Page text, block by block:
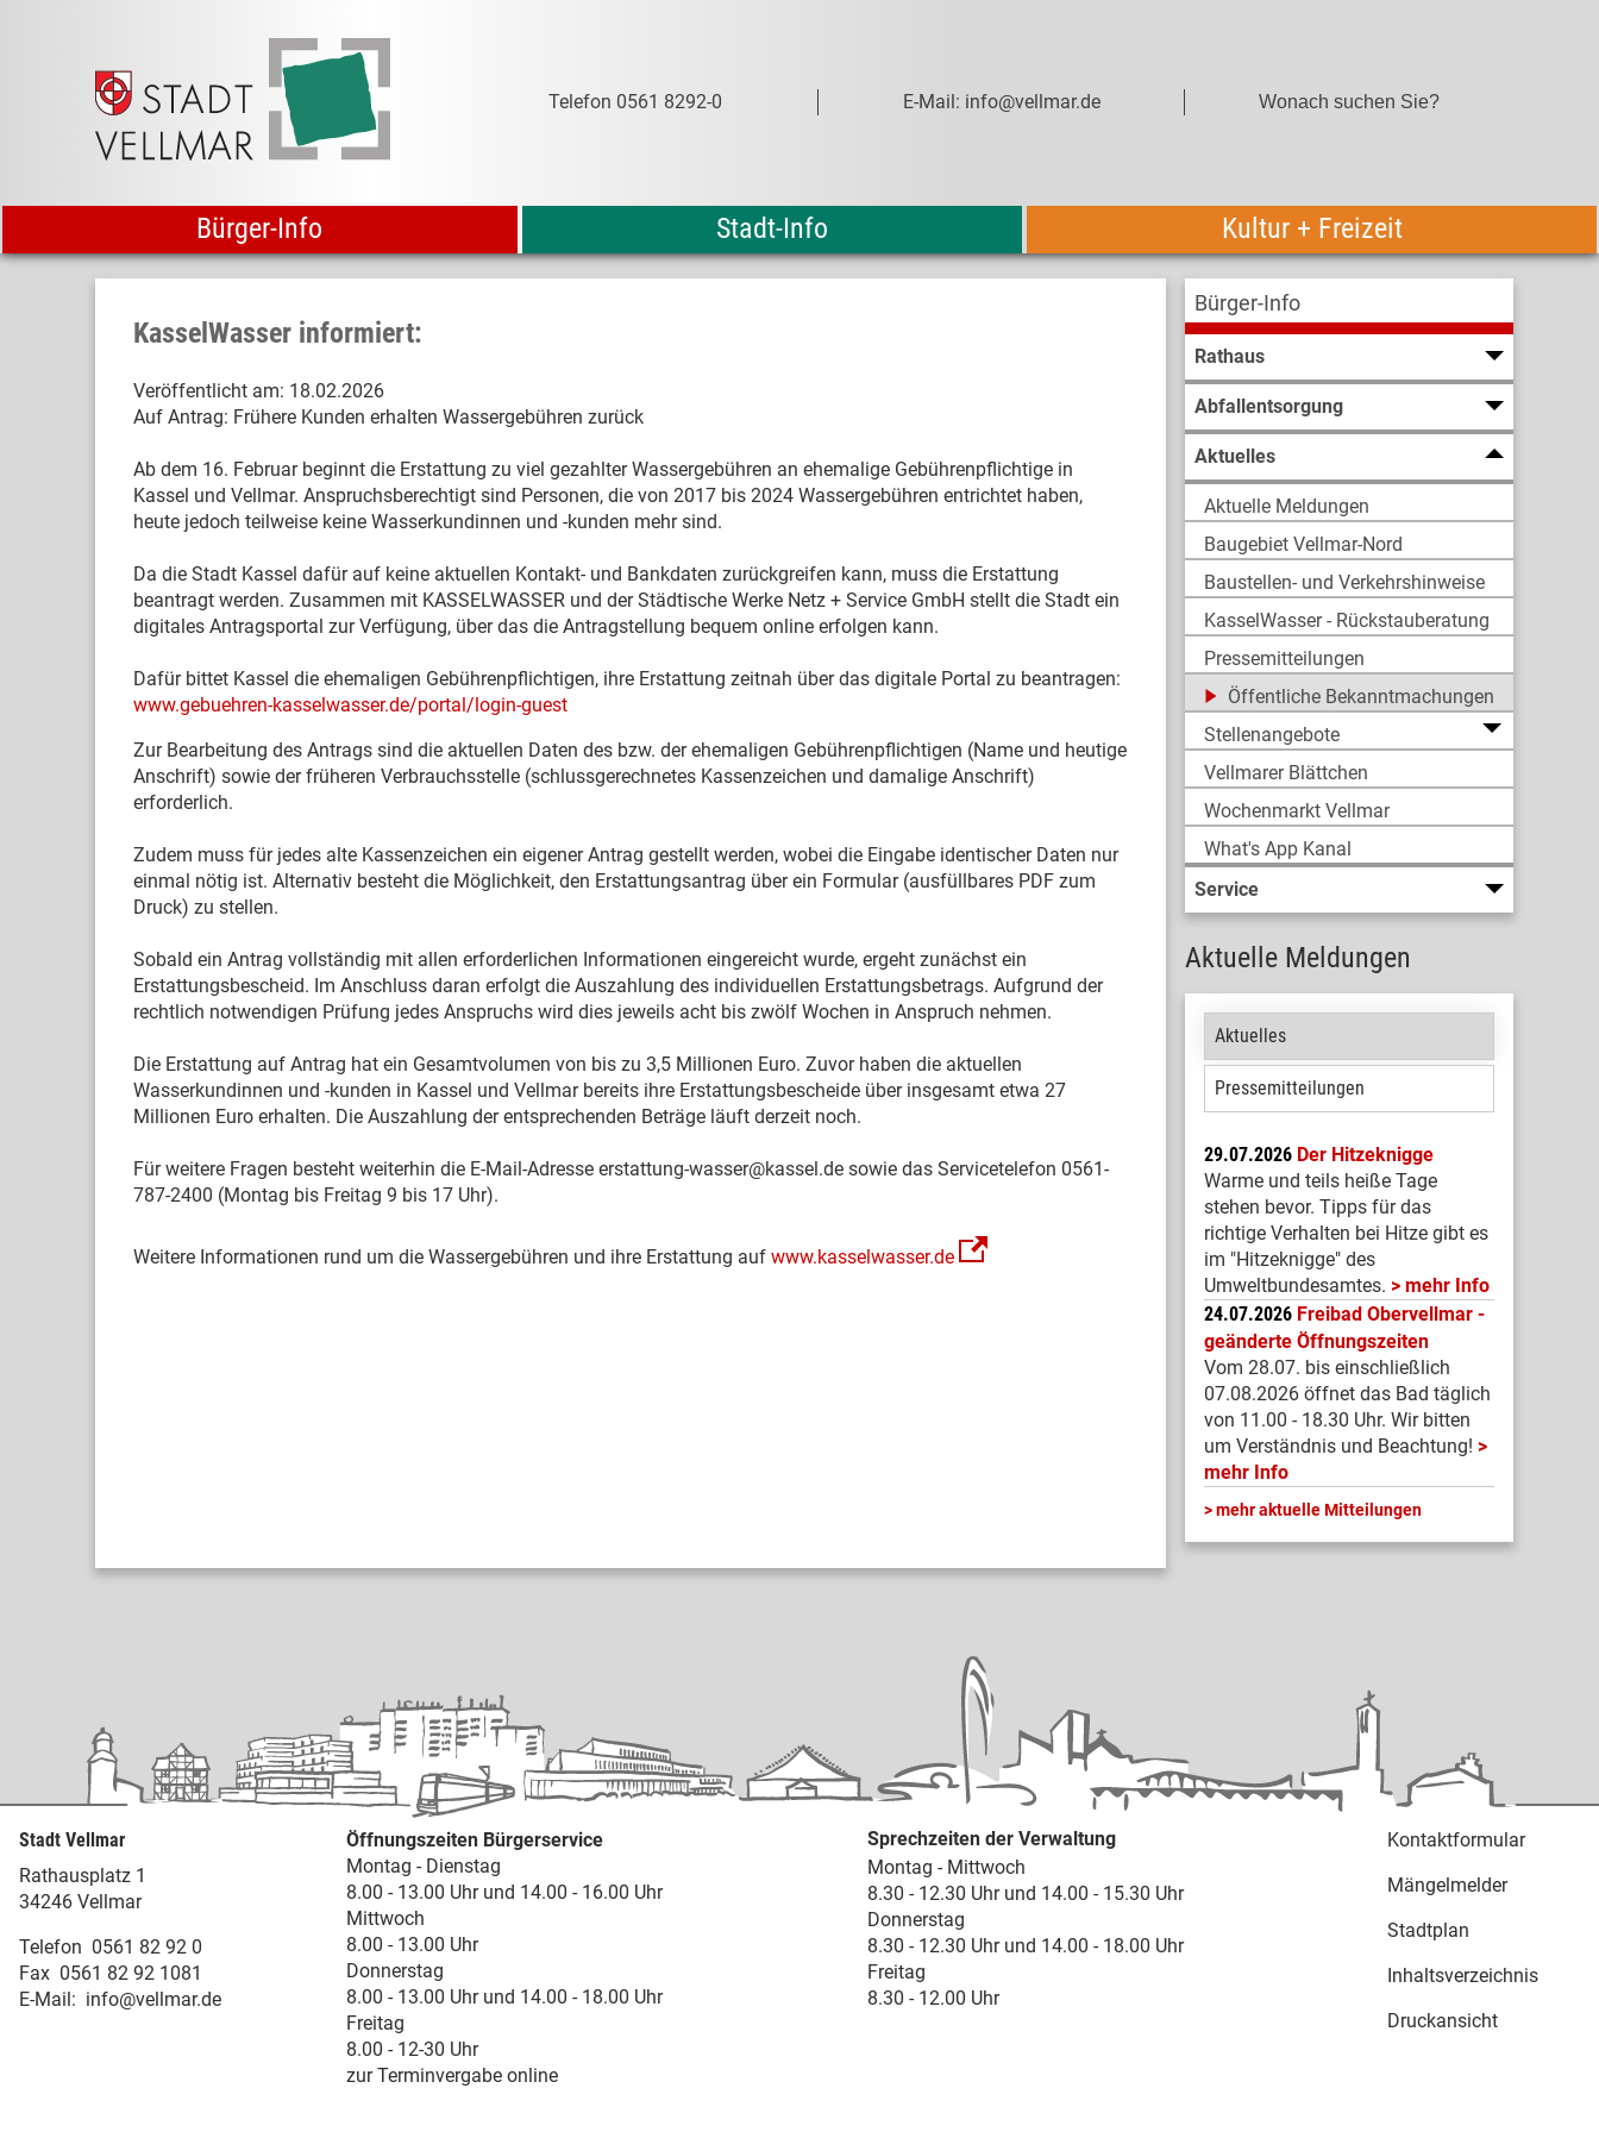
Telefon 0561 8292-0 E-Mail: info@vellmar.de
Bürger-Info Stadt-Info Kultur + Freizeit
Bürger-Info
Rathaus
Abfallentsorgung
Aktuelles
Aktuelle Meldungen
Baugebiet Vellmar-Nord
Baustellen- und Verkehrshinweise
KasselWasser - Rückstauberatung
Pressemitteilungen
Öffentliche Bekanntmachungen
Stellenangebote
Vellmarer Blättchen
Wochenmarkt Vellmar
What's App Kanal
Service
Aktuelle Meldungen
Aktuelles
Pressemitteilungen
29.07.2026 Der Hitzeknigge
Warme und teils heiße Tage
stehen bevor. Tipps für das
richtige Verhalten bei Hitze gibt es
im "Hitzeknigge" des
Umweltbundesamtes.
mehr Info
24.07.2026 Freibad Obervellmar -
geänderte Öffnungszeiten
Vom 28.07. bis einschließlich
07.08.2026 öffnet das Bad täglich
von 11.00 - 18.30 Uhr. Wir bitten
um Verständnis und Beachtung!
mehr Info
mehr aktuelle Mitteilungen
KasselWasser informiert:
Veröffentlicht am: 18.02.2026
Auf Antrag: Frühere Kunden erhalten Wassergebühren zurück
Ab dem 16. Februar beginnt die Erstattung zu viel gezahlter Wassergebühren an ehemalige Gebührenpflichtige in
Kassel und Vellmar. Anspruchsberechtigt sind Personen, die von 2017 bis 2024 Wassergebühren entrichtet haben,
heute jedoch teilweise keine Wasserkundinnen und -kunden mehr sind.
Da die Stadt Kassel dafür auf keine aktuellen Kontakt- und Bankdaten zurückgreifen kann, muss die Erstattung
beantragt werden. Zusammen mit KASSELWASSER und der Städtische Werke Netz + Service GmbH stellt die Stadt ein
digitales Antragsportal zur Verfügung, über das die Antragstellung bequem online erfolgen kann.
Dafür bittet Kassel die ehemaligen Gebührenpflichtigen, ihre Erstattung zeitnah über das digitale Portal zu beantragen:
www.gebuehren-kasselwasser.de/portal/login-guest
Zur Bearbeitung des Antrags sind die aktuellen Daten des bzw. der ehemaligen Gebührenpflichtigen (Name und heutige
Anschrift) sowie der früheren Verbrauchsstelle (schlussgerechnetes Kassenzeichen und damalige Anschrift)
erforderlich.
Zudem muss für jedes alte Kassenzeichen ein eigener Antrag gestellt werden, wobei die Eingabe identischer Daten nur
einmal nötig ist. Alternativ besteht die Möglichkeit, den Erstattungsantrag über ein Formular (ausfüllbares PDF zum
Druck) zu stellen.
Sobald ein Antrag vollständig mit allen erforderlichen Informationen eingereicht wurde, ergeht zunächst ein
Erstattungsbescheid. Im Anschluss daran erfolgt die Auszahlung des individuellen Erstattungsbetrags. Aufgrund der
rechtlich notwendigen Prüfung jedes Anspruchs wird dies jeweils acht bis zwölf Wochen in Anspruch nehmen.
Die Erstattung auf Antrag hat ein Gesamtvolumen von bis zu 3,5 Millionen Euro. Zuvor haben die aktuellen
Wasserkundinnen und -kunden in Kassel und Vellmar bereits ihre Erstattungsbescheide über insgesamt etwa 27
Millionen Euro erhalten. Die Auszahlung der entsprechenden Beträge läuft derzeit noch.
Für weitere Fragen besteht weiterhin die E-Mail-Adresse erstattung-wasser@kassel.de sowie das Servicetelefon 0561-
787-2400 (Montag bis Freitag 9 bis 17 Uhr).
Weitere Informationen rund um die Wassergebühren und ihre Erstattung auf www.kasselwasser.de
Stadt Vellmar
Rathausplatz 1
34246 Vellmar
Telefon 0561 82 92 0
Fax 0561 82 92 1081
E-Mail: info@vellmar.de
Öffnungszeiten Bürgerservice
Montag - Dienstag
8.00 - 13.00 Uhr und 14.00 - 16.00 Uhr
Mittwoch
8.00 - 13.00 Uhr
Donnerstag
8.00 - 13.00 Uhr und 14.00 - 18.00 Uhr
Freitag
8.00 - 12-30 Uhr
zur Terminvergabe online
Sprechzeiten der Verwaltung
Montag - Mittwoch
8.30 - 12.30 Uhr und 14.00 - 15.30 Uhr
Donnerstag
8.30 - 12.30 Uhr und 14.00 - 18.00 Uhr
Freitag
8.30 - 12.00 Uhr
Kontaktformular
Mängelmelder
Stadtplan
Inhaltsverzeichnis
Druckansicht